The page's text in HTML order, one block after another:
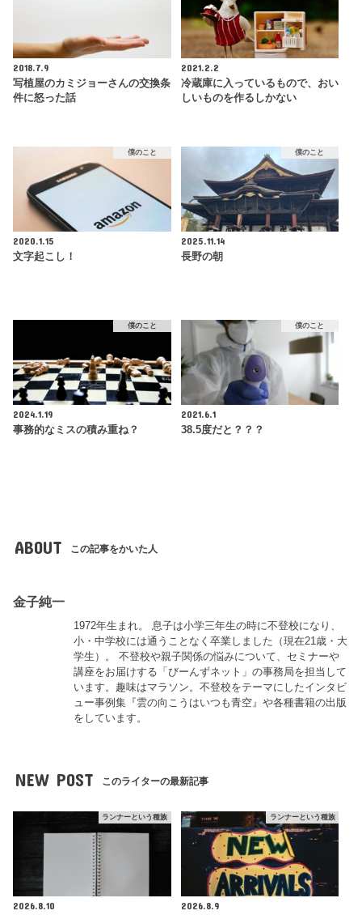
2018.7.9
写植屋のカミジョーさんの交換条
件に怒った話
2021.2.2
冷蔵庫に入っているもので、おい
しいものを作るしかない
僕のこと
2020.1.15
文字起こし！
僕のこと
2025.11.14
長野の朝
僕のこと
2024.1.19
事務的なミスの積み重ね？
僕のこと
2021.6.1
38.5度だと？？？
ABOUT この記事をかいた人
金子純一
1972年生まれ。 息子は小学三年生の時に不登校になり、
小・中学校には通うことなく卒業しました（現在21歳・大
学生）。 不登校や親子関係の悩みについて、セミナーや
講座をお届けする「びーんずネット」の事務局を担当して
います。趣味はマラソン。不登校をテーマにしたインタビ
ュー事例集『雲の向こうはいつも青空』や各種書籍の出版
をしています。
NEW POST このライターの最新記事
ランナーという種族
2026.8.10
ランナーという種族
2026.8.9